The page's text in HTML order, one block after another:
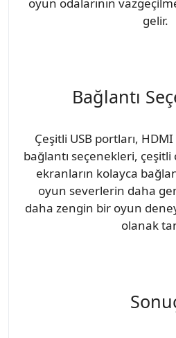
gelir.
Bağlantı
Çeşitli USB portları,
bağlantı seçenekleri,
ekranların kolayca
oyun severlerin daha
daha zengin bir oyun
olanak